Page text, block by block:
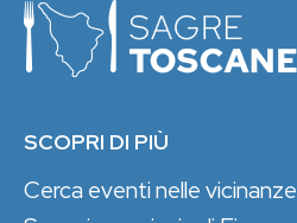
SCOPRI DI PIÙ
Cerca eventi nelle vicinanze